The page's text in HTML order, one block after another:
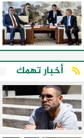
أخبار تهمك